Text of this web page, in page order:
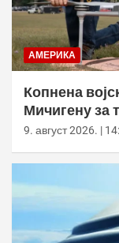
АМЕРИКА
Копнена
Мичигену за
приватним
9. август 2026. |